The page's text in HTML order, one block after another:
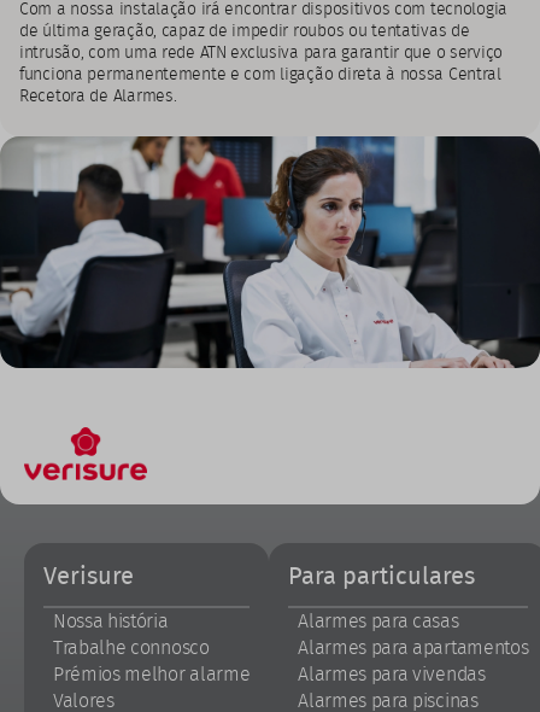
Com a nossa instalação irá encontrar dispositivos com tecnologia
de última geração, capaz de impedir roubos ou tentativas de
intrusão, com uma rede ATN exclusiva para garantir que o serviço
funciona permanentemente e com ligação direta à nossa Central
Recetora de Alarmes.
Verisure
Nossa história
Trabalhe connosco
Prémios melhor alarme
Valores
Para particulares
Alarmes para casas
Alarmes para apartamentos
Alarmes para vivendas
Alarmes para piscinas